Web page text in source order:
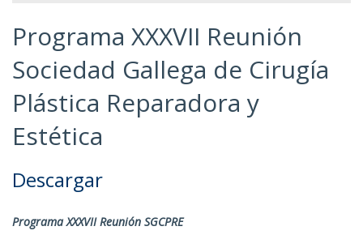
Programa XXXVII Reunión
Sociedad Gallega de Cirugía
Plástica Reparadora y
Estética
Descargar
Programa XXXVII Reunión SGCPRE